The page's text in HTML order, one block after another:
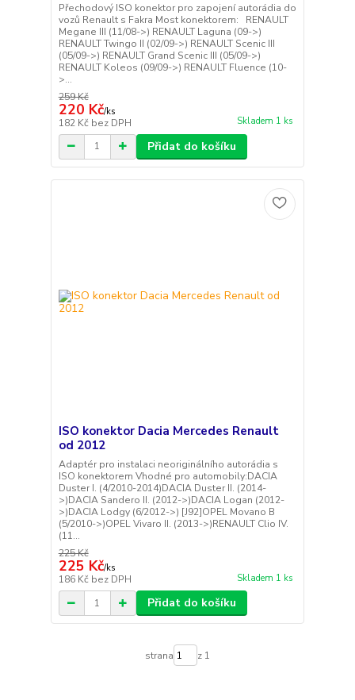
Přechodový ISO konektor pro zapojení autorádia do
vozů Renault s Fakra Most konektorem: RENAULT
Megane III (11/08->) RENAULT Laguna (09->)
RENAULT Twingo II (02/09->) RENAULT Scenic III
(05/09->) RENAULT Grand Scenic III (05/09->)
RENAULT Koleos (09/09->) RENAULT Fluence (10-
>...
259 Kč
220 Kč/ks
182 Kč bez DPH Skladem 1 ks
Přidat do košíku
ISO konektor Dacia Mercedes Renault
od 2012
Adaptér pro instalaci neoriginálního autorádia s
ISO konektorem Vhodné pro automobily:DACIA
Duster I. (4/2010-2014)DACIA Duster II. (2014-
>)DACIA Sandero II. (2012->)DACIA Logan (2012-
>)DACIA Lodgy (6/2012->) [J92]OPEL Movano B
(5/2010->)OPEL Vivaro II. (2013->)RENAULT Clio IV.
(11...
225 Kč
225 Kč/ks
186 Kč bez DPH Skladem 1 ks
Přidat do košíku
strana z 1